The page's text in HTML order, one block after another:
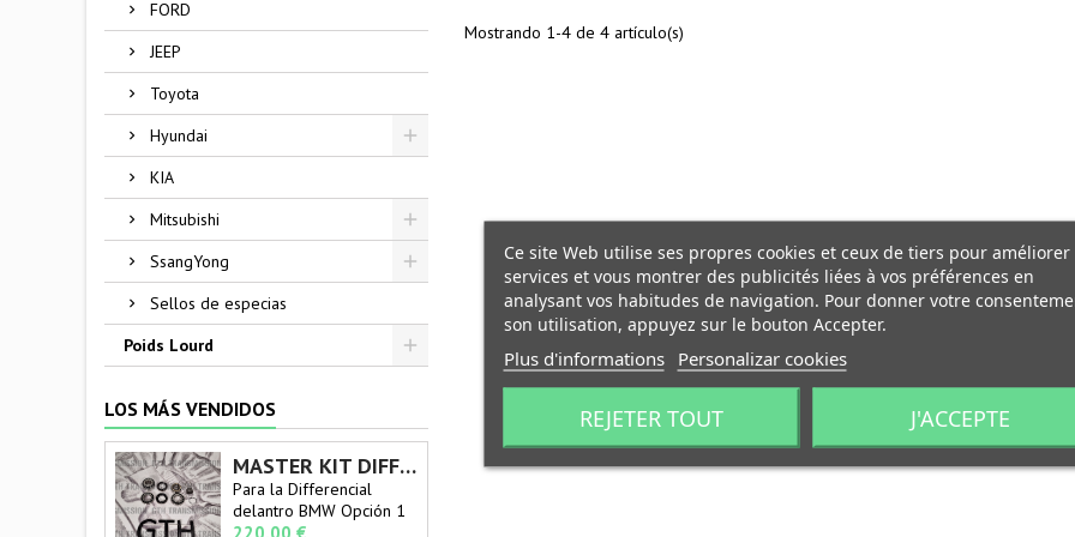
FORD
JEEP
Toyota
Hyundai
KIA
Mitsubishi
SsangYong
Sellos de especias
Poids Lourd
LOS MÁS VENDIDOS
MASTER KIT DIFFERENCIAL DELANTRO BMW
Para la Differencial
delantro BMW Opción 1
Kit maestro que incluye
Precio
Mostrando 1-4 de 4 artículo(s)
Ce site Web utilise ses propres cookies et ceux de tiers pour améliorer
services et vous montrer des publicités liées à vos préférences en
analysant vos habitudes de navigation. Pour donner votre
son utilisation, appuyez sur le bouton Accepter.
Plus d'informations Personalizar cookies
REJETER TOUT J'ACCEPTE